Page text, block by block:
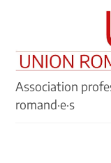
Association
romand·e·s